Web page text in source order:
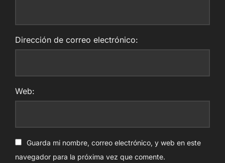
Dirección de correo electrónico:
Web:
Guarda mi nombre, correo electrónico, y web en este
navegador para la próxima vez que comente.